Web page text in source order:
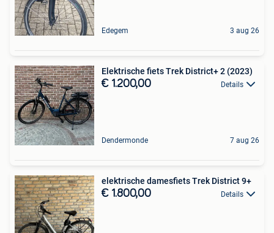
Edegem 3 aug 26
Elektrische fiets Trek District+ 2 (2023)
€ 1.200,00 Details
Dendermonde 7 aug 26
elektrische damesfiets Trek District 9+
€ 1.800,00 Details